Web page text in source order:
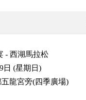
- 西湖馬拉松
日 (星期日 )
龍宮旁(四季廣場)